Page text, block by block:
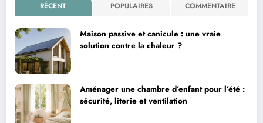
RÉCENT POPULAIRES COMMENTAIRE
Maison passive et canicule : une vraie
solution contre la chaleur ?
Aménager une chambre d’enfant pour l’été :
sécurité, literie et ventilation